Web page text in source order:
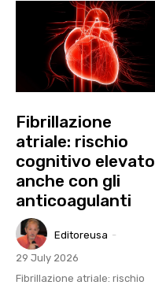
Fibrillazione
atriale: rischio
cognitivo elevato
anche con gli
anticoagulanti
Editoreusa -
29 July 2026
Fibrillazione atriale: rischio